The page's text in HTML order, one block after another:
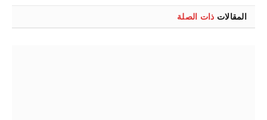
المقالات ذات الصلة